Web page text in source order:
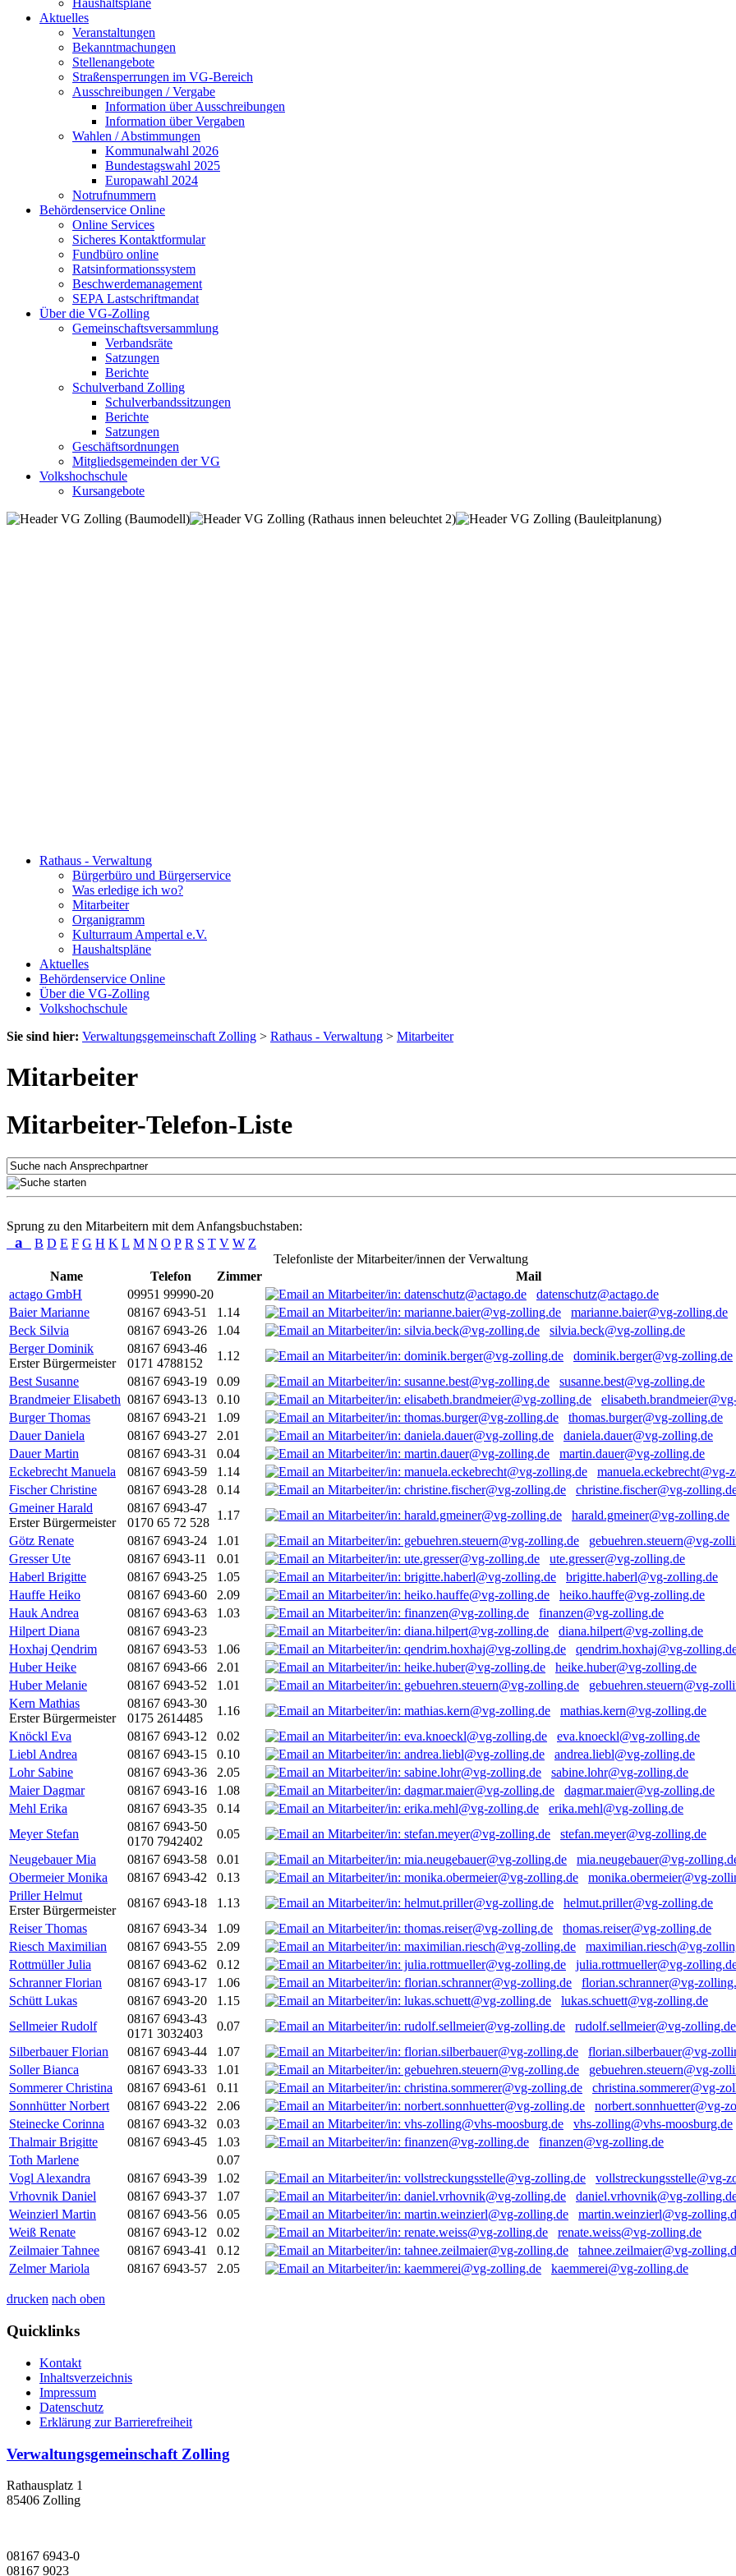
Haushaltspläne
Aktuelles
Veranstaltungen
Bekanntmachungen
Stellenangebote
Straßensperrungen im VG-Bereich
Ausschreibungen / Vergabe
Information über Ausschreibungen
Information über Vergaben
Wahlen / Abstimmungen
Kommunalwahl 2026
Bundestagswahl 2025
Europawahl 2024
Notrufnummern
Behördenservice Online
Online Services
Sicheres Kontaktformular
Fundbüro online
Ratsinformationssystem
Beschwerdemanagement
SEPA Lastschriftmandat
Über die VG-Zolling
Gemeinschaftsversammlung
Verbandsräte
Satzungen
Berichte
Schulverband Zolling
Schulverbandssitzungen
Berichte
Satzungen
Geschäftsordnungen
Mitgliedsgemeinden der VG
Volkshochschule
Kursangebote
Rathaus - Verwaltung
Bürgerbüro und Bürgerservice
Was erledige ich wo?
Mitarbeiter
Organigramm
Kulturraum Ampertal e.V.
Haushaltspläne
Aktuelles
Behördenservice Online
Über die VG-Zolling
Volkshochschule
Sie sind hier: Verwaltungsgemeinschaft Zolling > Rathaus - Verwaltung > Mitarbeiter
Mitarbeiter
Mitarbeiter-Telefon-Liste
Sprung zu den Mitarbeitern mit dem Anfangsbuchstaben:
a B D E F G H K L M N O P R S T V W Z
Telefonliste der Mitarbeiter/innen der Verwaltung
Name
Telefon Zimmer
Mail
actago GmbH
09951 99990-20
datenschutz@actago.de
Baier Marianne
08167 6943-51 1.14
marianne.baier@vg-zolling.de
Beck Silvia
08167 6943-26 1.04
silvia.beck@vg-zolling.de
Berger Dominik
Erster Bürgermeister
08167 6943-46
0171 4788152
1.12
dominik.berger@vg-zolling.de
Best Susanne
08167 6943-19 0.09
susanne.best@vg-zolling.de
Brandmeier Elisabeth 08167 6943-13 0.10
Burger Thomas
08167 6943-21 1.09
thomas.burger@vg-zolling.de
Dauer Daniela
08167 6943-27 2.01
daniela.dauer@vg-zolling.de
Dauer Martin
08167 6943-31 0.04
martin.dauer@vg-zolling.de
Eckebrecht Manuela
08167 6943-59 1.14
manuela.eckebrecht@vg-
Fischer Christine
08167 6943-28 0.14
christine.fischer@vg-
Gmeiner Harald
Erster Bürgermeister
08167 6943-47
0170 65 72 528
1.17
harald.gmeiner@vg-zolling.de
Götz Renate
08167 6943-24 1.01
gebuehren.steuern@vg-
Gresser Ute
08167 6943-11 0.01
ute.gresser@vg-zolling.de
Haberl Brigitte
08167 6943-25 1.05
brigitte.haberl@vg-zolling.de
Hauffe Heiko
08167 6943-60 2.09
heiko.hauffe@vg-zolling.de
Hauk Andrea
08167 6943-63 1.03
finanzen@vg-zolling.de
Hilpert Diana
08167 6943-23
diana.hilpert@vg-zolling.de
Hoxhaj Qendrim
08167 6943-53 1.06
qendrim.hoxhaj@vg-
Huber Heike
08167 6943-66 2.01
heike.huber@vg-zolling.de
Huber Melanie
08167 6943-52 1.01
gebuehren.steuern@vg-
Kern Mathias
Erster Bürgermeister
08167 6943-30
0175 2614485
1.16
mathias.kern@vg-zolling.de
Knöckl Eva
08167 6943-12 0.02
eva.knoeckl@vg-zolling.de
Liebl Andrea
08167 6943-15 0.10
andrea.liebl@vg-zolling.de
Lohr Sabine
08167 6943-36 2.05
sabine.lohr@vg-zolling.de
Maier Dagmar
08167 6943-16 1.08
dagmar.maier@vg-zolling.de
Mehl Erika
08167 6943-35 0.14
erika.mehl@vg-zolling.de
Meyer Stefan
08167 6943-50
0170 7942402
0.05
stefan.meyer@vg-zolling.de
Neugebauer Mia
08167 6943-58 0.01
mia.neugebauer@vg-
Obermeier Monika
08167 6943-42 0.13
monika.obermeier@vg-
Priller Helmut
Erster Bürgermeister
08167 6943-18 1.13
helmut.priller@vg-zolling.de
Reiser Thomas
08167 6943-34 1.09
thomas.reiser@vg-zolling.de
Riesch Maximilian
08167 6943-55 2.09
maximilian.riesch@vg-
Rottmüller Julia
08167 6943-62 0.12
julia.rottmueller@vg-
Schranner Florian
08167 6943-17 1.06
florian.schranner@vg-
Schütt Lukas
08167 6943-20 1.15
lukas.schuett@vg-zolling.de
Sellmeier Rudolf
08167 6943-43
0171 3032403
0.07
rudolf.sellmeier@vg-zolling.de
Silberbauer Florian
08167 6943-44 1.07
florian.silberbauer@vg-
Soller Bianca
08167 6943-33 1.01
gebuehren.steuern@vg-
Sommerer Christina
08167 6943-61 0.11
christina.sommerer@vg-
Sonnhütter Norbert
08167 6943-22 2.06
norbert.sonnhuetter@vg-
Steinecke Corinna
08167 6943-32 0.03
vhs-zolling@vhs-moosburg.de
Thalmair Brigitte
08167 6943-45 1.03
finanzen@vg-zolling.de
Toth Marlene
0.07
Vogl Alexandra
08167 6943-39 1.02
vollstreckungsstelle@vg-
Vrhovnik Daniel
08167 6943-37 1.07
daniel.vrhovnik@vg-
Weinzierl Martin
08167 6943-56 0.05
martin.weinzierl@vg-
Weiß Renate
08167 6943-12 0.02
renate.weiss@vg-zolling.de
Zeilmaier Tahnee
08167 6943-41 0.12
tahnee.zeilmaier@vg-
Zelmer Mariola
08167 6943-57 2.05 kaemmerei@vg-zolling.de
drucken nach oben
Quicklinks
Kontakt
Inhaltsverzeichnis
Impressum
Datenschutz
Erklärung zur Barrierefreiheit
Verwaltungsgemeinschaft Zolling
Rathausplatz 1
85406 Zolling
08167 6943-0
08167 9023